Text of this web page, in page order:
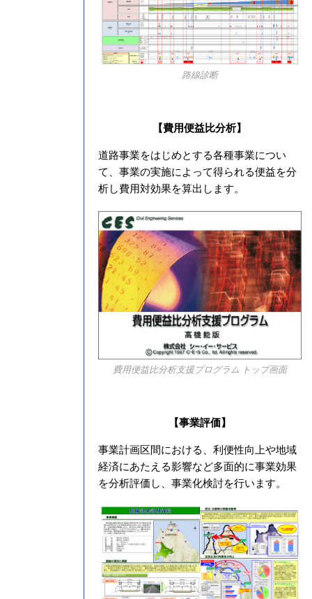
路線診断
【費用便益比分析】
道路事業をはじめとする各種事業につい
て、事業の実施によって得られる便益を分
析し費用対効果を算出します。
費用便益比分析支援プログラム トップ画面
【事業評価】
事業計画区間における、利便性向上や地域
経済にあたえる影響など多面的に事業効果
を分析評価し、事業化検討を行います。